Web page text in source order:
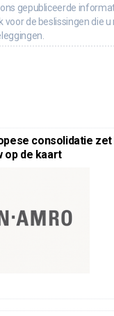
gepubliceerde
voor de beslissingen die
consolidatie zet
op de kaart